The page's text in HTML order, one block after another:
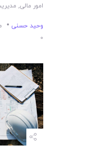
امور مالی,
وحید حسنی
0